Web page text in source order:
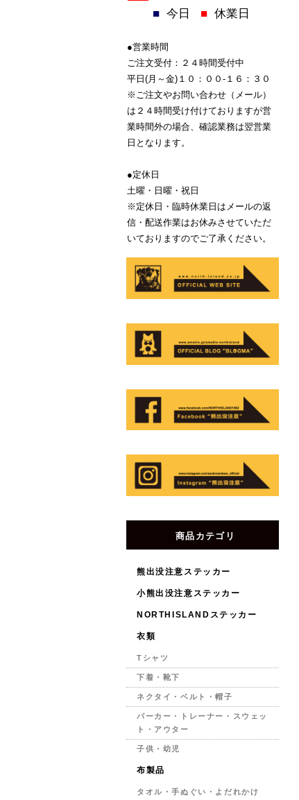
■ 今日 ■ 休業日
●営業時間
ご注文受付：２４時間受付中
平日(月～金)１０：００-１６：３０
※ご注文やお問い合わせ（メール）
は２４時間受け付けておりますが営
業時間外の場合、確認業務は翌営業
日となります。
●定休日
土曜・日曜・祝日
※定休日・臨時休業日はメールの返
信・配送作業はお休みさせていただ
いておりますのでご了承ください。
商品カテゴリ
熊出没注意ステッカー
小熊出没注意ステッカー
NORTHISLANDステッカー
衣類
Tシャツ
下着・靴下
ネクタイ・ベルト・帽子
パーカー・トレーナー・スウェッ
ト・アウター
子供・幼児
布製品
タオル・手ぬぐい・よだれかけ